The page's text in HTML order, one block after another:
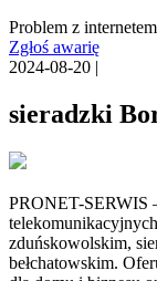
Problem z
Zgłoś awarię
2024-08-20 |
sieradzki
PRONET-SERWIS
zduńskowolskim,
bełchatowskim.